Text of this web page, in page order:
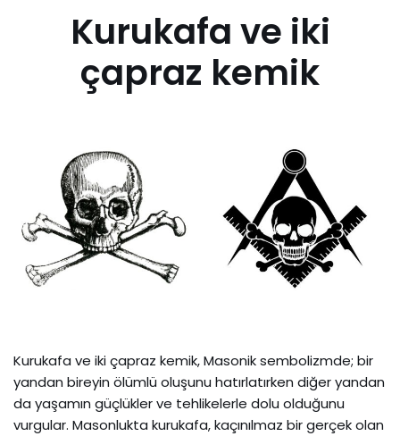
Kurukafa ve iki
çapraz kemik
Kurukafa ve iki çapraz kemik, Masonik sembolizmde; bir
yandan bireyin ölümlü oluşunu hatırlatırken diğer yandan
da yaşamın güçlükler ve tehlikelerle dolu olduğunu
vurgular. Masonlukta kurukafa, kaçınılmaz bir gerçek olan